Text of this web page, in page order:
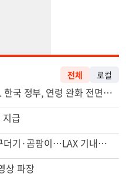
전체 로컬
"65세 복수국적 빗장 푸나"... 한국 정부, 연령 완화 전면 추진
급
항공기 식기 카트 열었더니 구더기·곰팡이…LAX 기내식 업체 논란
상 파장